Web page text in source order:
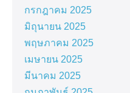
กรกฎาคม 2025
มิถุนายน 2025
พฤษภาคม 2025
เมษายน 2025
มีนาคม 2025